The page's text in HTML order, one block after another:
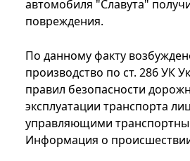
автомобиля "Славута"
повреждения.
По данному факту
производство по ст. 286 УК
правил безопасности
эксплуатации транспорта
управляющими
Информация о